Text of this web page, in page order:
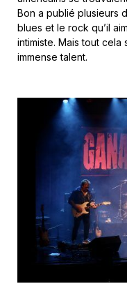
Bon a publié plusieurs
blues et le rock qu’il
intimiste. Mais tout
immense talent.